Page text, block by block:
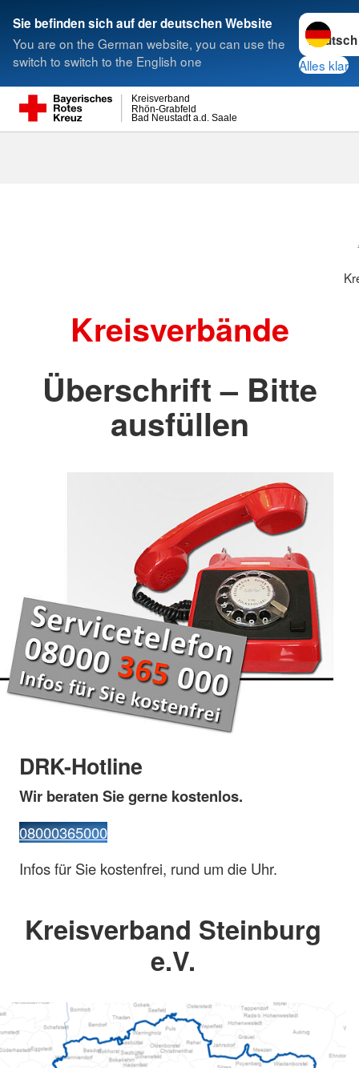
Sie befinden sich auf der deutschen Website
You are on the German website, you can use the
switch to switch to the English one
Sprache
Alles klar
Bad Neustadt a.d. Saale
Rhön-Grabfeld
Kreisverband
Suche
Kreisverbände
Überschrift – Bitte
ausfüllen
DRK-Hotline
Wir beraten Sie gerne kostenlos.
08000365000
Infos für Sie kostenfrei, rund um die Uhr.
Kreisverband Steinburg
e.V.